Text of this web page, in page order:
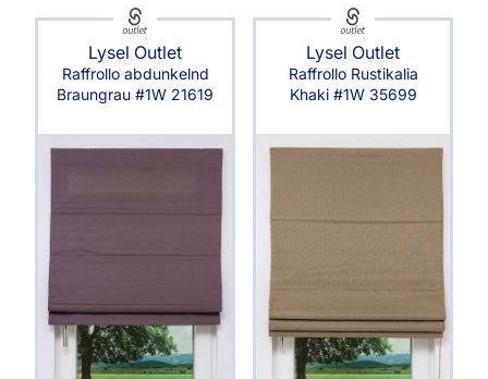
Lysel Outlet
Raffrollo abdunkelnd
Braungrau #1W 21619
Lysel Outlet
Raffrollo Rustikalia
Khaki #1W 35699